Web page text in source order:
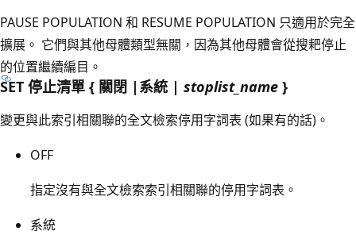
PAUSE POPULATION 和 RESUME POPULATION 只適用於完全
擴展。 它們與其他母體類型無關，因為其他母體會從搜耙停止
的位置繼續編目。
SET 停止清單 { 關閉 |系統 | stoplist_name }
變更與此索引相關聯的全文檢索停用字詞表 (如果有的話)。
OFF
指定沒有與全文檢索索引相關聯的停用字詞表。
系統